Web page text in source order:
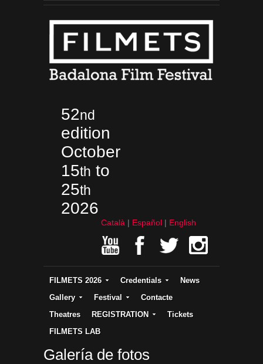
52nd
edition
October
15th to
25th
2026
Català Español English
FILMETS 2026 Credentials
News
Gallery
Festival
Contacte
Theatres
REGISTRATION
Tickets
FILMETS LAB
Galería de fotos